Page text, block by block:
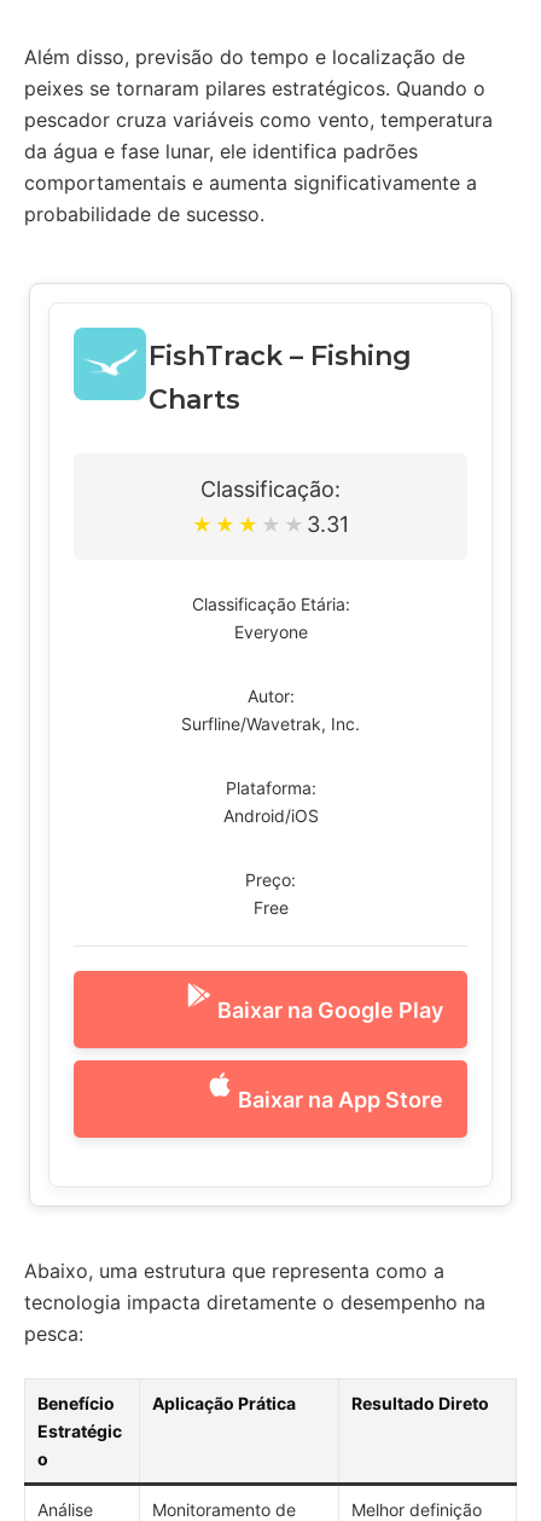
Além disso, previsão do tempo e localização de
peixes se tornaram pilares estratégicos. Quando o
pescador cruza variáveis como vento, temperatura
da água e fase lunar, ele identifica padrões
comportamentais e aumenta significativamente a
probabilidade de sucesso.
FishTrack – Fishing
Charts
Classificação:
★ ★ ★ ★ ★ 3.31
Classificação Etária:
Everyone
Autor:
Surfline/Wavetrak, Inc.
Plataforma:
Android/iOS
Preço:
Free
Baixar na Google Play
Baixar na App Store
Abaixo, uma estrutura que representa como a
tecnologia impacta diretamente o desempenho na
pesca:
Benefício
Estratégic
o
Aplicação Prática Resultado Direto
Análise
Monitoramento de
Melhor definição